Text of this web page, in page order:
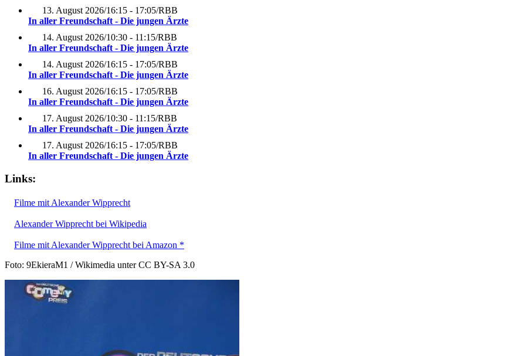
13. August 2026/16:15 - 17:05/RBB
In aller Freundschaft - Die jungen Ärzte
14. August 2026/10:30 - 11:15/RBB
In aller Freundschaft - Die jungen Ärzte
14. August 2026/16:15 - 17:05/RBB
In aller Freundschaft - Die jungen Ärzte
16. August 2026/16:15 - 17:05/RBB
In aller Freundschaft - Die jungen Ärzte
17. August 2026/10:30 - 11:15/RBB
In aller Freundschaft - Die jungen Ärzte
17. August 2026/16:15 - 17:05/RBB
In aller Freundschaft - Die jungen Ärzte
Links:
Filme mit Alexander Wipprecht
Alexander Wipprecht bei Wikipedia
Filme mit Alexander Wipprecht bei Amazon *
Foto: 9EkieraM1 / Wikimedia unter CC BY-SA 3.0